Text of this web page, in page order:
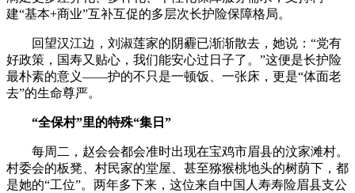
建“基本+商业”互补互促的多层次长护险保障格局。
回望汉江边，刘淑莲家的阴霾已渐渐散去，她说：“党有
好政策，国寿又贴心，我们能安心过日子了。”这便是长护险
最朴素的意义——护的不只是一顿饭、一张床，更是“体面老
去”的生命尊严。
“全保村”里的特殊“集日”
每周二，赵会会都会准时出现在宝鸡市眉县的汶家滩村。
村委会的板凳、村民家的堂屋、甚至猕猴桃地头的树荫下，都
是她的“工位”。两年多下来，这位来自中国人寿寿险眉县支公